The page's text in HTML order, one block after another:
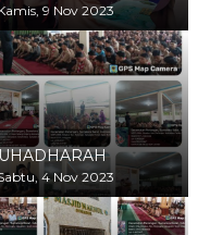
9 Nov 2023
4 Nov 2023
28 Okt 2023